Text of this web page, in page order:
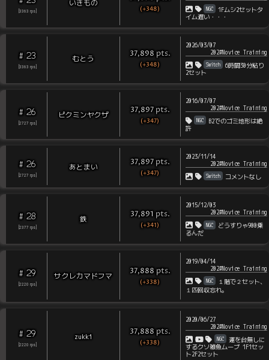
3363 rps
いきもの
(+348) NGC
1Fムシ2セットタ
イム遅い・・・
# 23
3363 rps
むとう 37,898 pts.
(+348)
2026/03/07
202#Novice Training
Switch
6時間30分粘り
2セット
# 26
2727 rps
ピクミンヤクザ 37,897 pts.
(+347)
2016/07/07
202#Novice Training
NGC
B2でのゴミ地形は絶
許
# 26
2727 rps
あとまい 37,897 pts.
(+347)
2023/11/14
202#Novice Training
Switch コメントなし
# 28
2377 rps
鉄 37,891 pts.
(+341)
2015/12/03
202#Novice Training
NGC
どうすりゃ900乗
るんだ
# 29
2220 rps
サクレカマドフマ 37,888 pts.
(+338)
2019/04/14
202#Novice Training
NGC
１階で２セット、
１匹回収忘れ。
# 29
2220 rps
zukki 37,888 pts.
(+338)
2020/06/27
202#Novice Training
NGC
運を台無しに
するクソ雑魚ムーブ 1F1セッ
ト2F2セット